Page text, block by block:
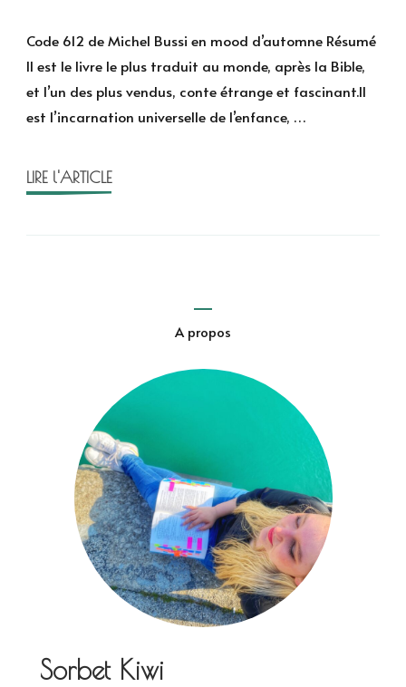
612
Michel
Bussi
Code 612 de Michel Bussi en mood d’automne Résumé
Il est le livre le plus traduit au monde, après la Bible,
et l’un des plus vendus, conte étrange et fascinant.Il
est l’incarnation universelle de l’enfance, …
LIRE l'ARTICLE
A propos
Sorbet Kiwi